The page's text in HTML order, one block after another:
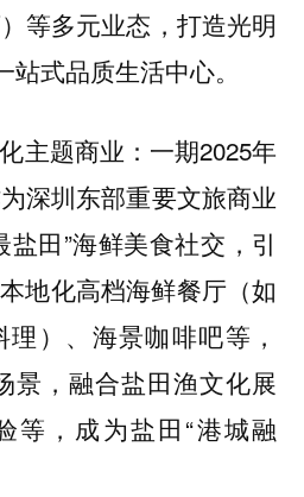
等多元业态，打造光明
站式品质生活中心。
主题商业： 一期2025年
深圳东部重要文旅商业
田”海鲜美食社交，引
地化高档海鲜餐厅（如
）、海景咖啡吧等，
景，融合盐田渔文化展
等，成为盐田“港城融